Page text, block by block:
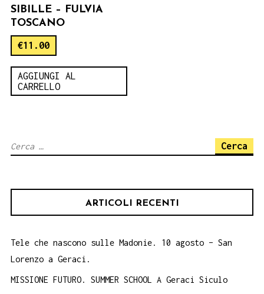
SIBILLE – FULVIA
TOSCANO
€11.00
AGGIUNGI AL
CARRELLO
Ricerca
ARTICOLI RECENTI
Tele che nascono sulle Madonie. 10 agosto – San
Lorenzo a Geraci.
MISSIONE FUTURO. SUMMER SCHOOL A Geraci Siculo